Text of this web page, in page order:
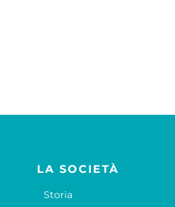
LA SOCIETÀ
Storia